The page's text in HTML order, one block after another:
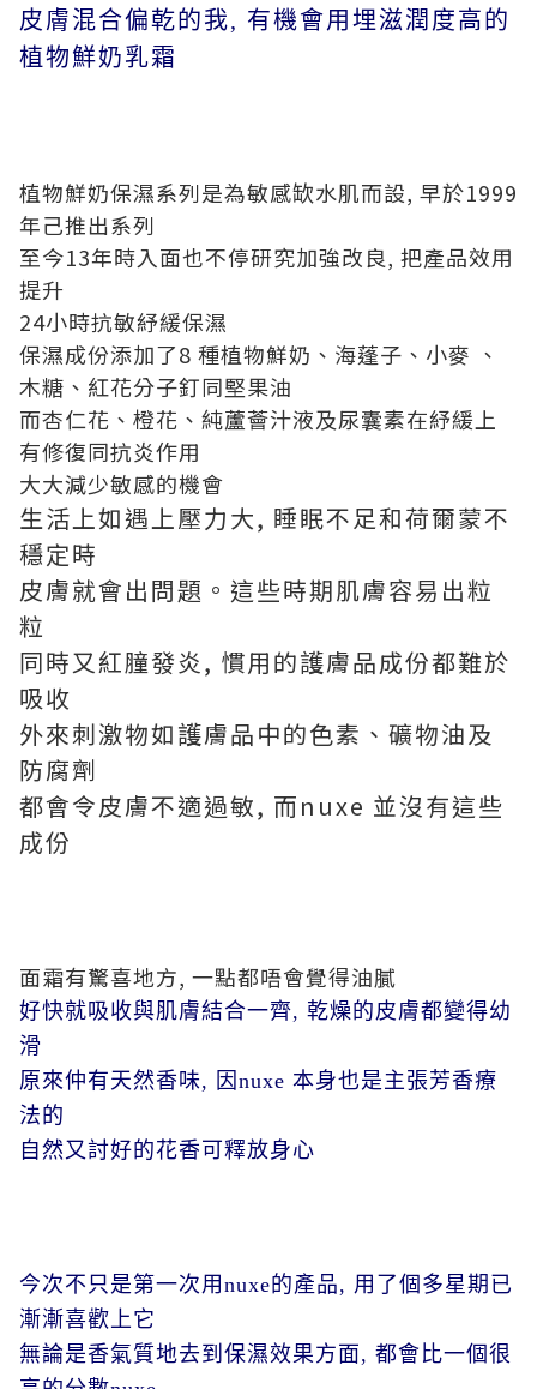
皮膚混合偏乾的我, 有機會用埋滋潤度高的
植物鮮奶乳霜
植物鮮奶保濕系列是為敏感缼水肌而設, 早於1999
年己推出系列
至今13年時入面也不停研究加強改良, 把產品效用
提升
24小時抗敏紓緩保濕
保濕成份添加了8 種植物鮮奶、海蓬子、小麥 、
木糖、紅花分子釘同堅果油
而杏仁花、橙花、純蘆薈汁液及尿囊素在紓緩上
有修復同抗炎作用
大大減少敏感的機會
生活上如遇上壓力大, 睡眠不足和荷爾蒙不
穩定時
皮膚就會出問題。這些時期肌膚容易出粒
粒
同時又紅膧發炎, 慣用的護膚品成份都難於
吸收
外來刺激物如護膚品中的色素、礦物油及
防腐劑
都會令皮膚不適過敏, 而nuxe 並沒有這些
成份
面霜有驚喜地方, 一點都唔會覺得油膩
好快就吸收與肌膚結合一齊, 乾燥的皮膚都變得幼
滑
原來仲有天然香味, 因nuxe 本身也是主張芳香療
法的
自然又討好的花香可釋放身心
今次不只是第一次用nuxe的產品, 用了個多星期已
漸漸喜歡上它
無論是香氣質地去到保濕效果方面, 都會比一個很